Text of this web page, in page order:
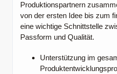
Produktionspartnern
von der ersten Idee bis zum
eine wichtige Schnittstelle
Passform und Qualität.
Unterstützung im